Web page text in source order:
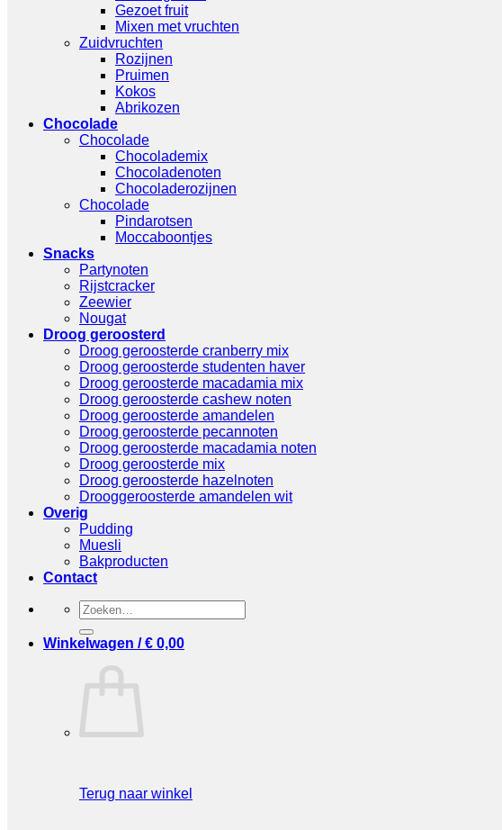
Gezoet fruit
Mixen met vruchten
Zuidvruchten
Rozijnen
Pruimen
Kokos
Abrikozen
Chocolade
Chocolade
Chocolademix
Chocoladenoten
Chocoladerozijnen
Chocolade
Pindarotsen
Moccaboontjes
Snacks
Partynoten
Rijstcracker
Zeewier
Nougat
Droog geroosterd
Droog geroosterde cranberry mix
Droog geroosterde studenten haver
Droog geroosterde macadamia mix
Droog geroosterde cashew noten
Droog geroosterde amandelen
Droog geroosterde pecannoten
Droog geroosterde macadamia noten
Droog geroosterde mix
Droog geroosterde hazelnoten
Drooggeroosterde amandelen wit
Overig
Pudding
Muesli
Bakproducten
Contact
Zoeken
naar:
Winkelwagen /€ 0,00
Terug naar winkel